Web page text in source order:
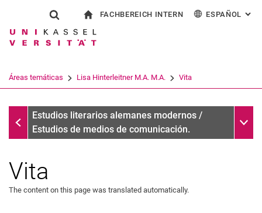
Jump directly to: content
Jump directly to: search
Jump directly to: main
Show search form
Search term
Search (opens an external link in a
FACHBEREICH INTERN ESPAÑOL :
Áreas temáticas Lisa Hinterleitner M.A. M.A. Vita
Lisa Hinterleitner M.A. M.A.
Estudios literarios alemanes modernos /
Estudios de medios de comunicación.
Vita
The content on this page was translated automatically.